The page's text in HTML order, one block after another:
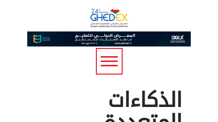
الذكاءات